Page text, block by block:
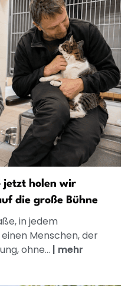
jetzt holen wir
die große Bühne
in jedem
Menschen, der
ohne... | mehr